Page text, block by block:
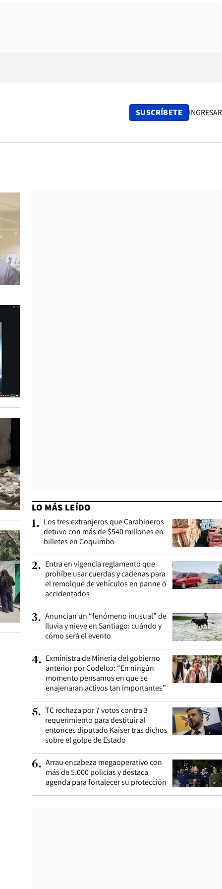
SUSCRÍBETE INGRESAR
LO MÁS LEÍDO
1. Los tres extranjeros que Carabineros
detuvo con más de $540 millones en
billetes en Coquimbo
2. Entra en vigencia reglamento que
prohíbe usar cuerdas y cadenas para
el remolque de vehículos en panne o
accidentados
3. Anuncian un “fenómeno inusual” de
lluvia y nieve en Santiago: cuándo y
cómo será el evento
4. Exministra de Minería del gobierno
anterior por Codelco: “En ningún
momento pensamos en que se
enajenaran activos tan importantes”
5. TC rechaza por 7 votos contra 3
requerimiento para destituir al
entonces diputado Kaiser tras dichos
sobre el golpe de Estado
6. Arrau encabeza megaoperativo con
más de 5.000 policías y destaca
agenda para fortalecer su protección